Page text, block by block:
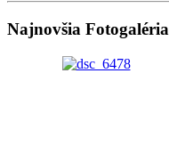
Najnovšia Fotogaléria